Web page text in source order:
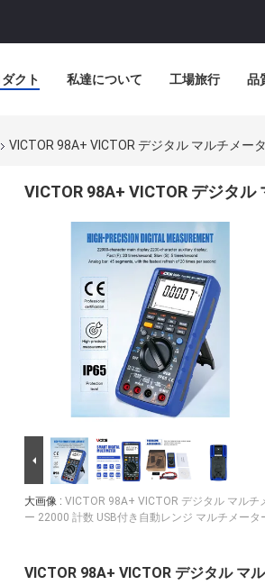
クト 私達について 工場旅行 品
VICTOR 98A+ VICTOR デジタル マルチメー
VICTOR 98A+ VICTOR デジタ
大画像 : VICTOR 98A+ VICTOR デジタル マルチ
ー 22000 計数 USB付き自動レンジ マルチメータ
VICTOR 98A+ VICTOR デジタル マ